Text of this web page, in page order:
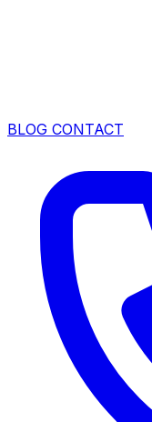
BLOG CONTACT